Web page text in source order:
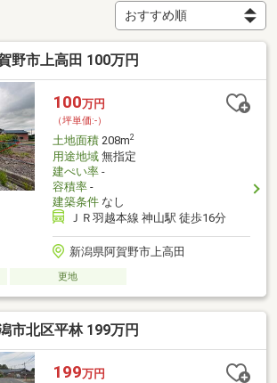
野市上高田 100万円
100万円
（坪単価:-）
土地面積208m2
用途地域無指定
建ぺい率-
容積率-
建築条件なし
ＪＲ羽越本線 神山駅 徒歩16分
新潟県阿賀野市上高田
更地
市北区平林 199万円
199万円